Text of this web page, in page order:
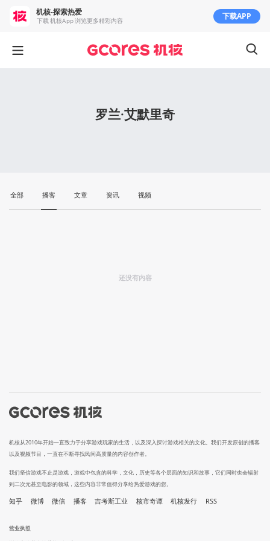
罗兰·艾默里奇
全部 播客 文章 资讯 视频
还没有内容
机核从2010年开始一直致力于分享游戏玩家的生活，以及深入探讨游戏相关的文化。我们开发原创的播客
以及视频节目，一直在不断寻找民间高质量的内容创作者。
我们坚信游戏不止是游戏，游戏中包含的科学，文化，历史等各个层面的知识和故事，它们同时也会辐射
到二次元甚至电影的领域，这些内容非常值得分享给热爱游戏的您。
知乎 微博 微信 播客 吉考斯工业 核市奇谭 机核发行 RSS
营业执照
机核-探索热爱
下载 机核App 浏览更多精彩内容 下载APP